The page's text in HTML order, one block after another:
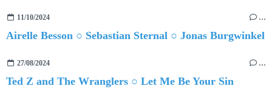
11/10/2024 …
Airelle Besson ○ Sebastian Sternal ○ Jonas Burgwinkel
27/08/2024 …
Ted Z and The Wranglers ○ Let Me Be Your Sin